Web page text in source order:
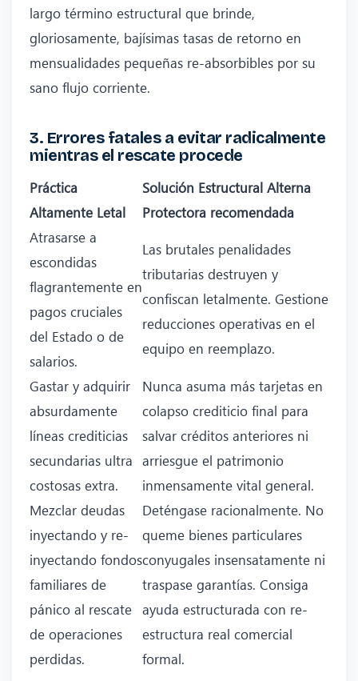
largo término estructural que brinde,
gloriosamente, bajísimas tasas de retorno en
mensualidades pequeñas re-absorbibles por su
sano flujo corriente.
3. Errores fatales a evitar radicalmente
mientras el rescate procede
Práctica
Altamente Letal
Solución Estructural Alterna
Protectora recomendada
Atrasarse a
escondidas
flagrantemente en
pagos cruciales
del Estado o de
salarios.
Las brutales penalidades
tributarias destruyen y
confiscan letalmente. Gestione
reducciones operativas en el
equipo en reemplazo.
Gastar y adquirir
absurdamente
líneas crediticias
secundarias ultra
costosas extra.
Nunca asuma más tarjetas en
colapso crediticio final para
salvar créditos anteriores ni
arriesgue el patrimonio
inmensamente vital general.
Mezclar deudas
inyectando y re-
inyectando fondos
familiares de
pánico al rescate
de operaciones
perdidas.
Deténgase racionalmente. No
queme bienes particulares
conyugales insensatamente ni
traspase garantías. Consiga
ayuda estructurada con re-
estructura real comercial
formal.